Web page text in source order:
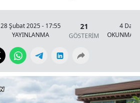
28 Şubat 2025 - 17:55
YAYINLANMA
21
GÖSTERİM
4
OKUNMA